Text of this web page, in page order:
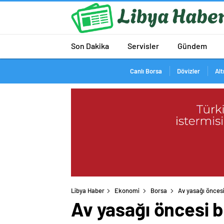
Son Dakika Servisler Gündem
Canlı Borsa Dövizler
Libya Haber Ekonomi Borsa Av yasağı
Av yasağı öncesi